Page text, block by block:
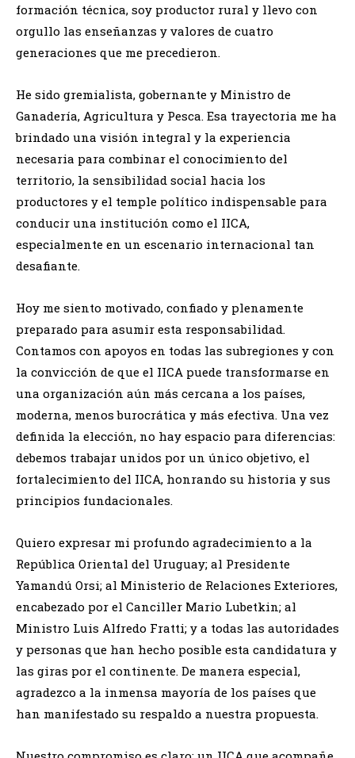
formación técnica, soy productor rural y llevo con
orgullo las enseñanzas y valores de cuatro
generaciones que me precedieron.
He sido gremialista, gobernante y Ministro de
Ganadería, Agricultura y Pesca. Esa trayectoria me ha
brindado una visión integral y la experiencia
necesaria para combinar el conocimiento del
territorio, la sensibilidad social hacia los
productores y el temple político indispensable para
conducir una institución como el IICA,
especialmente en un escenario internacional tan
desafiante.
Hoy me siento motivado, confiado y plenamente
preparado para asumir esta responsabilidad.
Contamos con apoyos en todas las subregiones y con
la convicción de que el IICA puede transformarse en
una organización aún más cercana a los países,
moderna, menos burocrática y más efectiva. Una vez
definida la elección, no hay espacio para diferencias:
debemos trabajar unidos por un único objetivo, el
fortalecimiento del IICA, honrando su historia y sus
principios fundacionales.
Quiero expresar mi profundo agradecimiento a la
República Oriental del Uruguay; al Presidente
Yamandú Orsi; al Ministerio de Relaciones Exteriores,
encabezado por el Canciller Mario Lubetkin; al
Ministro Luis Alfredo Fratti; y a todas las autoridades
y personas que han hecho posible esta candidatura y
las giras por el continente. De manera especial,
agradezco a la inmensa mayoría de los países que
han manifestado su respaldo a nuestra propuesta.